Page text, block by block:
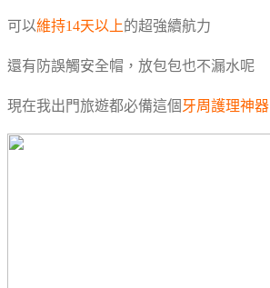
可以維持14天以上的超強續航力
還有防誤觸安全帽，放包包也不漏水呢
現在我出門旅遊都必備這個 牙周護理神器